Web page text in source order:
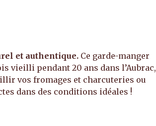
et authentique. Ce garde-manger
vieilli pendant 20 ans dans l’Aubrac,
vos fromages et charcuteries ou
dans des conditions idéales !